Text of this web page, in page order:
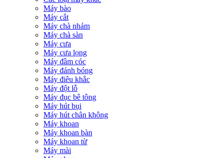
Máy bào
Máy cắt
Máy chà nhám
Máy chà sàn
Máy cưa
Máy cưa lọng
Máy đầm cóc
Máy đánh bóng
Máy điêu khắc
Máy đột lỗ
Máy đục bê tông
Máy hút bụi
Máy hút chân không
Máy khoan
Máy khoan bàn
Máy khoan từ
Máy mài